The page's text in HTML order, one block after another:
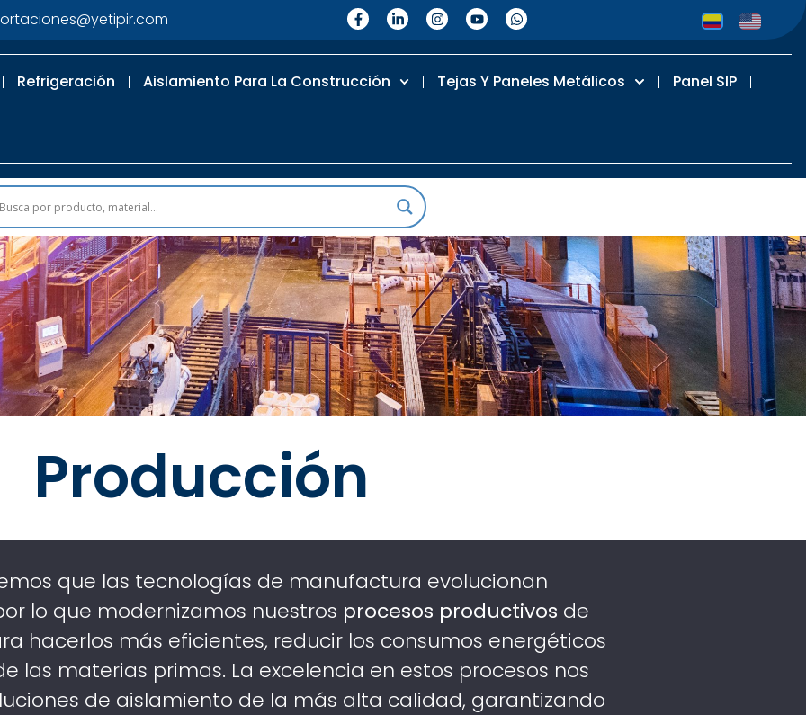
Refrigeración Aislamiento Para La Construcción Tejas Y Paneles Metálicos Panel SIP
Producción
que las tecnologías de manufactura evolucionan
lo que modernizamos nuestros procesos productivos de
hacerlos más eficientes, reducir los consumos energéticos
las materias primas. La excelencia en estos procesos nos
de aislamiento de la más alta calidad, garantizando